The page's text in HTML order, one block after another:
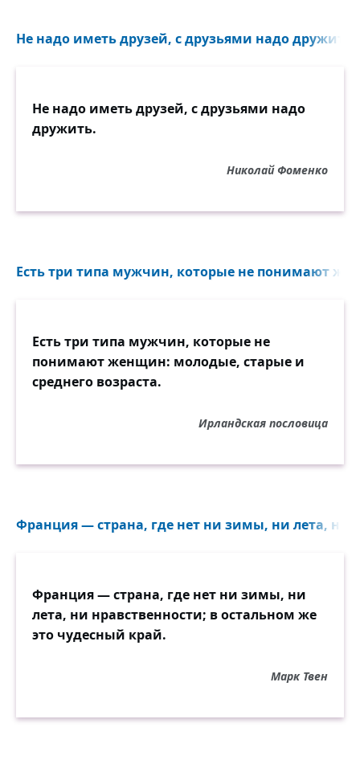
Не надо иметь друзей, с друзьями надо
Не надо иметь друзей, с друзьями надо
дружить.
Николай Фоменко
Есть три типа мужчин, которые не понимают
Есть три типа мужчин, которые не
понимают женщин: молодые, старые и
среднего возраста.
Ирландская пословица
Франция — страна, где нет ни зимы, ни лета, ни
Франция — страна, где нет ни зимы, ни
лета, ни нравственности; в остальном же
это чудесный край.
Марк Твен